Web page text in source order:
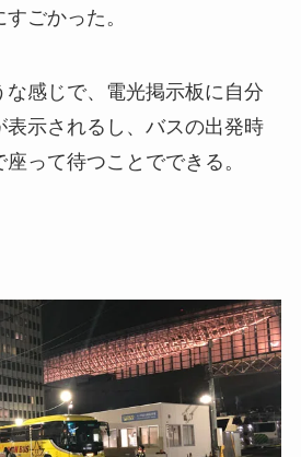
ごかった。
な感じで、電光掲示板に自分
表示されるし、バスの出発時
って待つことでできる。